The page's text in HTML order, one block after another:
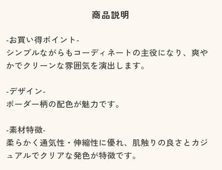
商品説明
-お買い得ポイント-
シンプルながらもコーディネートの主役になり、爽や
かでクリーンな雰囲気を演出します。
-デザイン-
ボーダー柄の配色が魅力です。
-素材特徴-
柔らかく通気性・伸縮性に優れ、肌触りの良さとカジ
ュアルでクリアな発色が特徴です。